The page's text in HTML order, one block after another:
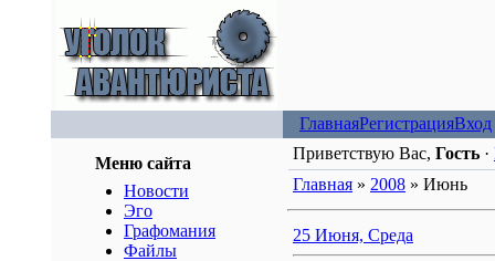
ГлавнаяРегистрацияВход
Меню сайта
Новости
Эго
Графомания
Файлы
Приветствую Вас, Гость ·
Главная » 2008 » Июнь
25 Июня, Среда